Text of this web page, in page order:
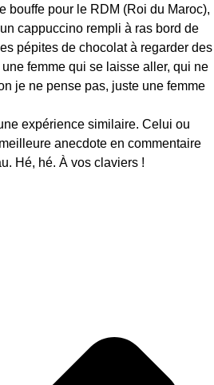
bouffe pour le RDM (Roi du Maroc),
cappuccino rempli à ras bord de
pépites de chocolat à regarder des
femme qui se laisse aller, qui ne
je ne pense pas, juste une femme
expérience similaire. Celui ou
anecdote en commentaire
Hé, hé. À vos claviers !